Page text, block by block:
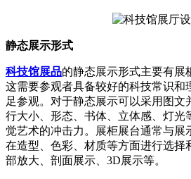
静态展示形式
科技馆展品的静态展示形式主要有展
这需要参观者具备较好的科技常识和
足参观。对于静态展示可以采用图文
行大小、形态、书体、立体感、灯光
觉艺术的冲击力。展柜展台通常与展
在造型、色彩、材质等方面进行选择
部放大、剖面展示、3D展示等。